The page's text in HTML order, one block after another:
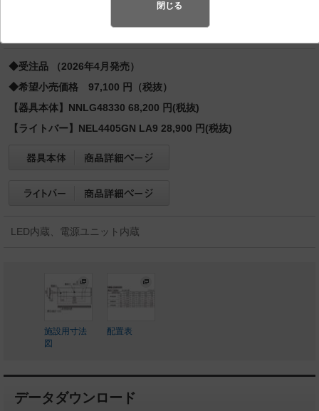
要望にお応えできる商品群です。）
◆受注品 （2026年4月発売）
◆希望小売価格 97,100 円（税抜）
【器具本体】NNLG48330 68,200 円(税抜)
【ライトバー】NEL4405GN LA9 28,900 円(税抜)
LED内蔵、電源ユニット内蔵
施設用寸法
図
配置表
データダウンロード
閉じる